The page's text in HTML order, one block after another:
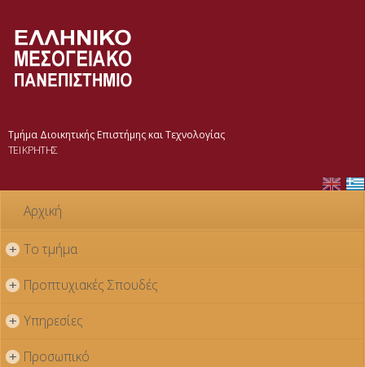
Τμήμα Διοικητικής Επιστήμης και Τεχνολογίας
ΤΕΙ ΚΡΗΤΗΣ
Αρχική
+ Το τμήμα
+ Προπτυχιακές Σπουδές
+ Υπηρεσίες
+ Προσωπικό